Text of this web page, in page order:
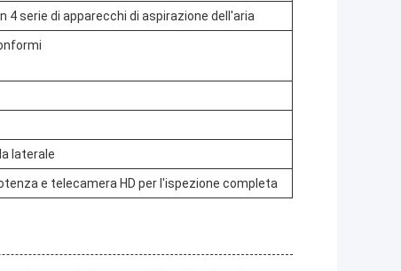
serie di apparecchi di aspirazione dell'aria
laterale
e telecamera HD per l'ispezione completa